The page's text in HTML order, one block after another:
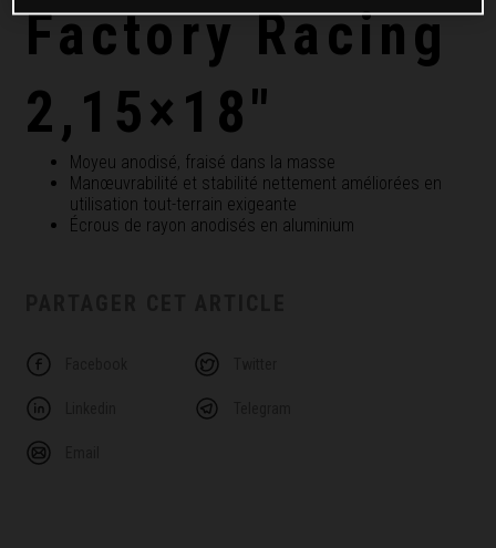
Factory Racing
2,15×18"
Moyeu anodisé, fraisé dans la masse
Manœuvrabilité et stabilité nettement améliorées en
utilisation tout-terrain exigeante
Écrous de rayon anodisés en aluminium